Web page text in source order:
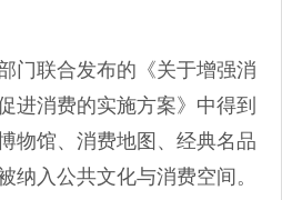
门联合发布的《关于增强消
进消费的实施方案》中得到
物馆、消费地图、经典名品
纳入公共文化与消费空间。